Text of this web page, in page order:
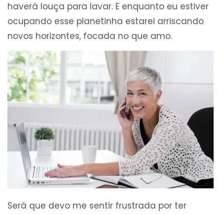
haverá louça para lavar. E enquanto eu estiver
ocupando esse planetinha estarei arriscando
novos horizontes, focada no que amo.
Será que devo me sentir frustrada por ter